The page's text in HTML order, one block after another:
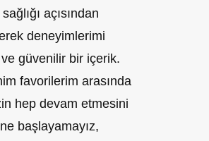
açısından
deneyimlerimi
güvenilir bir içerik.
favorilerim arasında
hep devam etmesini
başlayamayız,